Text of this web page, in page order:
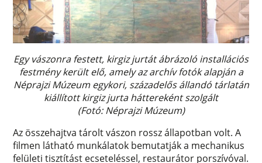
Egy vászonra festett, kirgiz jurtát ábrázoló installációs
festmény került elő, amely az archív fotók alapján a
Néprajzi Múzeum egykori, századelős állandó tárlatán
kiállított kirgiz jurta háttereként szolgált
(Fotó: Néprajzi Múzeum)
Az összehajtva tárolt vászon rossz állapotban volt. A
filmen látható munkálatok bemutatják a mechanikus
felületi tisztítást ecseteléssel, restaurátor porszívóval.